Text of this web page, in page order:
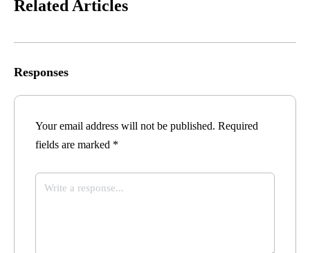
Related Articles
Responses
Your email address will not be published. Required
fields are marked *